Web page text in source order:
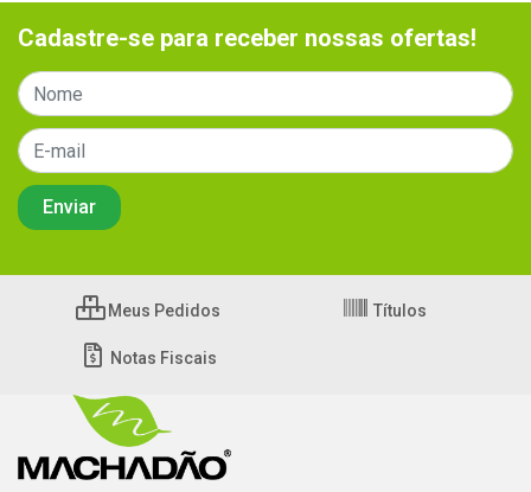
Cadastre-se para receber nossas ofertas!
Meus Pedidos Títulos
Notas Fiscais